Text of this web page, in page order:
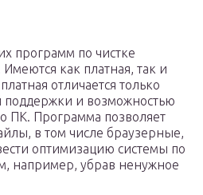
программ по чистке
как платная, так и
отличается только
поддержки и возможностью
ПК. Программа позволяет
в том числе браузерные,
оптимизацию системы по
например, убрав ненужное